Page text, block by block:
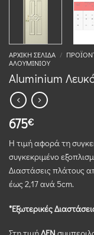
ΑΡΧΙΚΉ ΣΕΛΊΔΑ /
ΑΛΟΥΜΙΝΊΟΥ
Aluminium
675€
Η τιμή αφορά τη
συγκεκριμένο
Διαστάσεις πλάτoυς
έως 2,17 ανά 5cm.
*Εξωτερικές